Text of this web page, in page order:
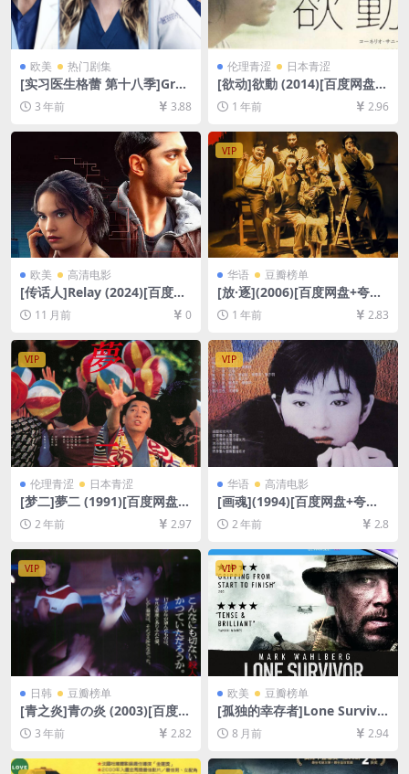
欧美 热门剧集
[实习医生格蕾 第十八季]Gre
y’s Anatomy Season 18 (20
21)[百度网盘+夸克网盘1080P
放/下载][MP4/55GB][奈飞官
方中字]
3 年前 3.88
伦理青涩 日本青涩
[欲动]欲動 (2014)[百度网盘
+夸克网盘1080P超清未删减
资源][网盘在线播放/下载][MP
+防和谐加密压缩包]
1 年前 2.96
欧美 高清电影
[传话人]Relay (2024)[百度网
盘+夸克网盘1080P超清未删
减资源][网盘在线播放/下载]
[MP4/7.7GB][中英字幕]
11 月前 0
VIP
华语 豆瓣榜单
[放·逐](2006)[百度网盘+夸克
网盘1080P超清未删减资源]
[网盘在线播放/下载][MP4/7.
1GB][粤语中字]
1 年前 2.83
VIP
伦理青涩 日本青涩
[梦二]夢二 (1991)[百度网盘
+夸克网盘1080P超清未删减
资源][网盘在线播放/下载][MP
4/9.1GB][中文字幕]
2 年前 2.97
VIP
华语 高清电影
[画魂](1994)[百度网盘+夸克
网盘1080P超清未删减资源]
[网盘在线播放/下载][MP4/8.
4GB][中文字幕]
2 年前 2.8
VIP
日韩 豆瓣榜单
[青之炎]青の炎 (2003)[百度网
盘+夸克网盘1080P超清未删
减资源][网盘在线播放/下载]
3 年前 2.82
VIP
欧美 豆瓣榜单
[孤独的幸存者]Lone Survivo
r (2013)[百度网盘+夸克网盘1
080P超清未删减资源][网盘在
英字幕]
8 月前 2.94